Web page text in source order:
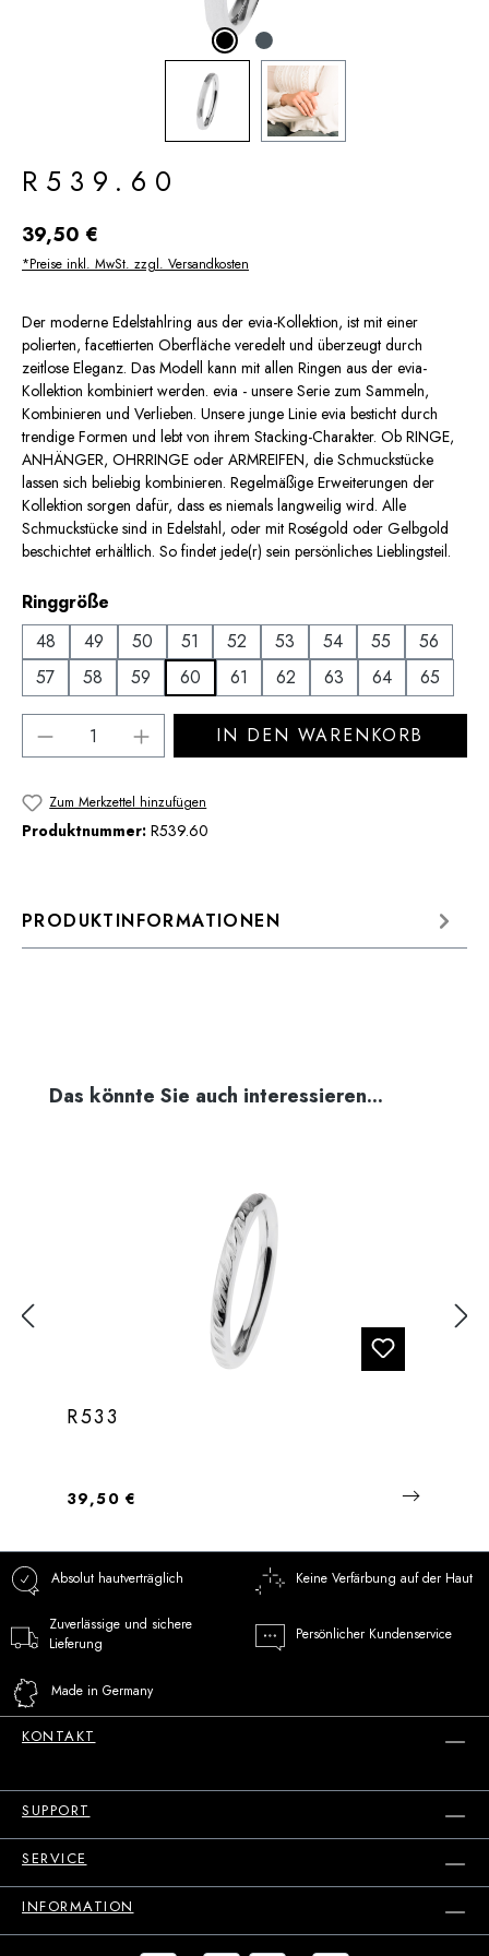
R539.60
Regulärer Preis:
39,50 €
*Preise inkl. MwSt. zzgl. Versandkosten
Der moderne Edelstahlring aus der evia-Kollektion, ist mit einer
polierten, facettierten Oberfläche veredelt und überzeugt durch
zeitlose Eleganz. Das Modell kann mit allen Ringen aus der evia-
Kollektion kombiniert werden. evia - unsere Serie zum Sammeln,
Kombinieren und Verlieben. Unsere junge Linie evia besticht durch
trendige Formen und lebt von ihrem Stacking-Charakter. Ob RINGE,
ANHÄNGER, OHRRINGE oder ARMREIFEN, die Schmuckstücke
lassen sich beliebig kombinieren. Regelmäßige Erweiterungen der
Kollektion sorgen dafür, dass es niemals langweilig wird. Alle
Schmuckstücke sind in Edelstahl, oder mit Roségold oder Gelbgold
beschichtet erhältlich. So findet jede(r) sein persönliches Lieblingsteil.
Ringgröße
48
49 50 51 52 53 54 55
56
57
58 59 60 61 62 63 64 65
Produkt Anzahl: Gib den gewünschten
IN DEN WARENKORB
Zum Merkzettel hinzufügen
Produktnummer: R539.60
PRODUKTINFORMATIONEN
Produktgalerie überspringen
Das könnte Sie auch interessieren...
R533
Regulärer Preis:
39,50 €
Absolut hautverträglich Keine Verfärbung auf der Haut
Zuverlässige und sichere
Lieferung
Persönlicher Kundenservice
Made in Germany
KONTAKT
SUPPORT
SERVICE
INFORMATION